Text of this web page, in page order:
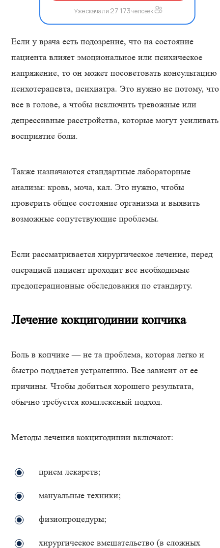
Уже скачали 27 173человек
Если у врача есть подозрение, что на состояние
пациента влияет эмоциональное или психическое
напряжение, то он может посоветовать консультацию
психотерапевта, психиатра. Это нужно не потому, что
все в голове, а чтобы исключить тревожные или
депрессивные расстройства, которые могут усиливать
восприятие боли.
Также назначаются стандартные лабораторные
анализы: кровь, моча, кал. Это нужно, чтобы
проверить общее состояние организма и выявить
возможные сопутствующие проблемы.
Если рассматривается хирургическое лечение, перед
операцией пациент проходит все необходимые
предоперационные обследования по стандарту.
Лечение кокцигодинии копчика
Боль в копчике — не та проблема, которая легко и
быстро поддается устранению. Все зависит от ее
причины. Чтобы добиться хорошего результата,
обычно требуется комплексный подход.
Методы лечения кокцигодинии включают:
прием лекарств;
мануальные техники;
физиопроцедуры;
хирургическое вмешательство (в сложных